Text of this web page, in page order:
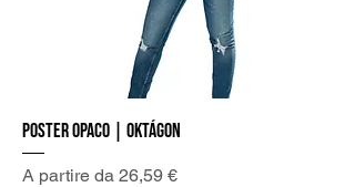
Poster Opaco | Oktágon
A partire da 26,59 €
Prezzo scontato